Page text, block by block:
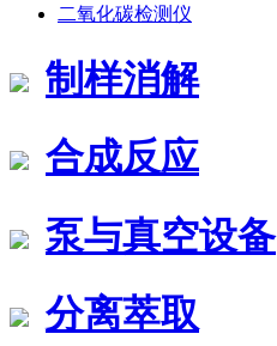
二氧化碳检测仪
制样消解
合成反应
泵与真空设备
分离萃取